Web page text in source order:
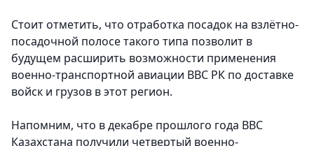
Стоит отметить, что отработка посадок на взлётно-
посадочной полосе такого типа позволит в
будущем расширить возможности применения
военно-транспортной авиации ВВС РК по доставке
войск и грузов в этот регион.
Напомним, что в декабре прошлого года ВВС
Казахстана получили четвертый военно-